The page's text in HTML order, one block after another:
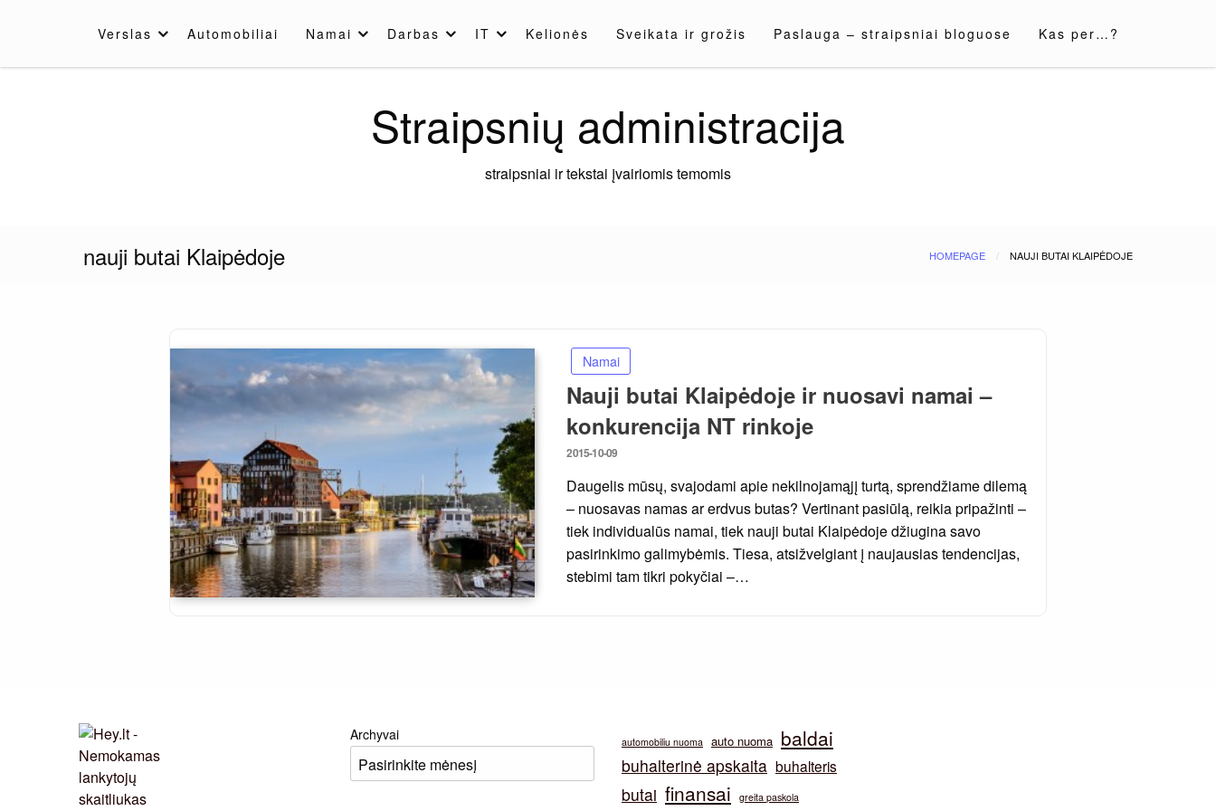
Verslas Automobiliai Namai Darbas IT Kelionės Sveikata ir grožis Paslauga – straipsniai bloguose Kas per…?
Straipsnių administracija
straipsniai ir tekstai įvairiomis temomis
nauji butai Klaipėdoje HOMEPAGE NAUJI BUTAI KLAIPĖDOJE
Namai
Nauji butai Klaipėdoje ir nuosavi namai –
konkurencija NT rinkoje
Posted
2015-10-09
Daugelis mūsų, svajodami apie nekilnojamąjį turtą, sprendžiame dilemą
– nuosavas namas ar erdvus butas? Vertinant pasiūlą, reikia pripažinti –
tiek individualūs namai, tiek nauji butai Klaipėdoje džiugina savo
pasirinkimo galimybėmis. Tiesa, atsižvelgiant į naujausias tendencijas,
stebimi tam tikri pokyčiai –…
Archyvai automobiliu nuoma auto nuoma baldai
buhalterinė apskaita buhalteris
butai finansai greita paskola